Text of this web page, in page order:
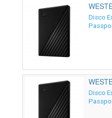
Disco
Disco